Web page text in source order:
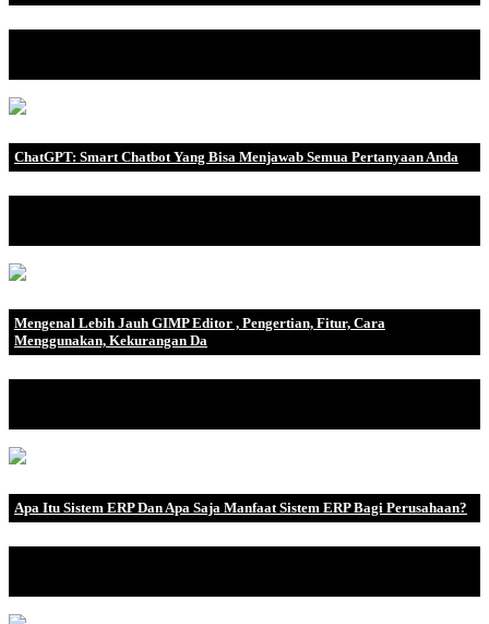
ChatGPT: Smart Chatbot Yang Bisa Menjawab Semua Pertanyaan Anda
Mengenal Lebih Jauh GIMP Editor , Pengertian, Fitur, Cara
Menggunakan, Kekurangan Da
Apa Itu Sistem ERP Dan Apa Saja Manfaat Sistem ERP Bagi Perusahaan?